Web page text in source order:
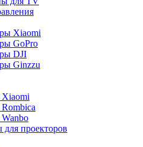
Xiaomi
GoPro
DJI
Ginzzu
для проекторов